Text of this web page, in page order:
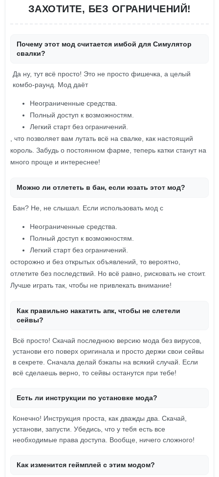
ЗАХОТИТЕ, БЕЗ ОГРАНИЧЕНИЙ!
Почему этот мод считается имбой для Симулятор
свалки?
Да ну, тут всё просто! Это не просто фишечка, а целый
комбо-раунд. Мод даёт
Неограниченные средства.
Полный доступ к возможностям.
Легкий старт без ограничений.
, что позволяет вам лутать всё на свалке, как настоящий
король. Забудь о постоянном фарме, теперь катки станут на
много проще и интереснее!
Можно ли отлететь в бан, если юзать этот мод?
Бан? Не, не слышал. Если использовать мод с
Неограниченные средства.
Полный доступ к возможностям.
Легкий старт без ограничений.
осторожно и без открытых объявлений, то вероятно,
отлетите без последствий. Но всё равно, рисковать не стоит.
Лучше играть так, чтобы не привлекать внимание!
Как правильно накатить апк, чтобы не слетели
сейвы?
Всё просто! Скачай последнюю версию мода без вирусов,
установи его поверх оригинала и просто держи свои сейвы
в секрете. Сначала делай бэкапы на всякий случай. Если
всё сделаешь верно, то сейвы останутся при тебе!
Есть ли инструкции по установке мода?
Конечно! Инструкция проста, как дважды два. Скачай,
установи, запусти. Убедись, что у тебя есть все
необходимые права доступа. Вообще, ничего сложного!
Как изменится геймплей с этим модом?